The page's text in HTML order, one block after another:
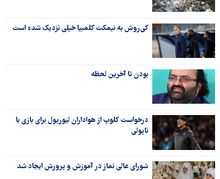
کی‌روش به نیمکت کلمبیا خیلی نزدیک شده است
بودن تا آخرین لحظه
درخواست کلوپ از هواداران لیورپول برای بازی با
ناپولی
شورای عالی نماز در آموزش و پرورش ایجاد شد